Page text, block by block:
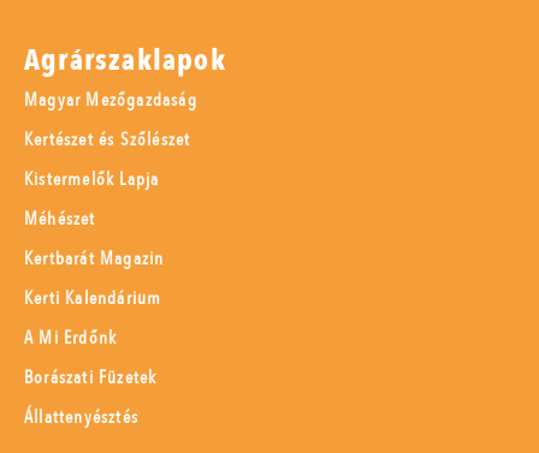
Agrárszaklapok
Magyar Mezőgazdaság
Kertészet és Szőlészet
Kistermelők Lapja
Méhészet
Kertbarát Magazin
Kerti Kalendárium
A Mi Erdőnk
Borászati Füzetek
Állattenyésztés